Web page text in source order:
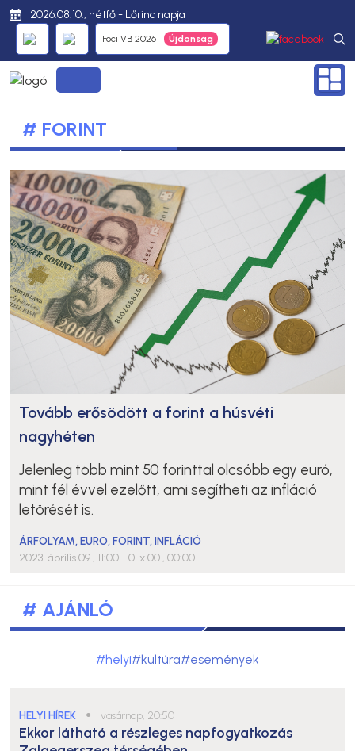
2026.08.10., hétfő - Lőrinc napja
Foci VB 2026
# FORINT
Tovább erősödött a forint a húsvéti
nagyhéten
Jelenleg több mint 50 forinttal olcsóbb egy euró,
mint fél évvel ezelőtt, ami segítheti az infláció
letörését is.
ÁRFOLYAM,EURO,FORINT,INFLÁCIÓ
2023. április 09., 11:00 - 0. x 00., 00:00
# AJÁNLÓ
#helyi#kultúra#események
HELYI HÍREK ● vasárnap, 20:50
Ekkor látható a részleges napfogyatkozás